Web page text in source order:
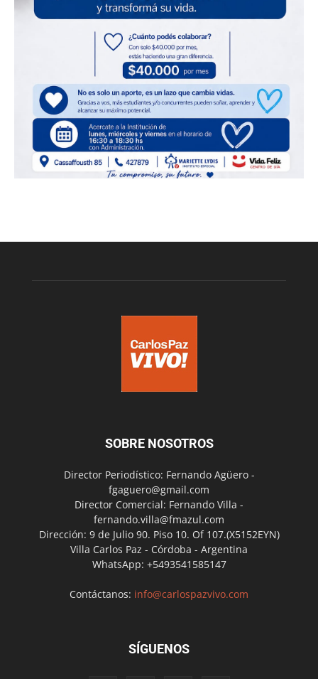
SOBRE NOSOTROS
Director Periodístico: Fernando Agüero -
fgaguero@gmail.com
Director Comercial: Fernando Villa -
fernando.villa@fmazul.com
Dirección: 9 de Julio 90. Piso 10. Of 107.(X5152EYN)
Villa Carlos Paz - Córdoba - Argentina
WhatsApp: +5493541585147
Contáctanos: info@carlospazvivo.com
SÍGUENOS